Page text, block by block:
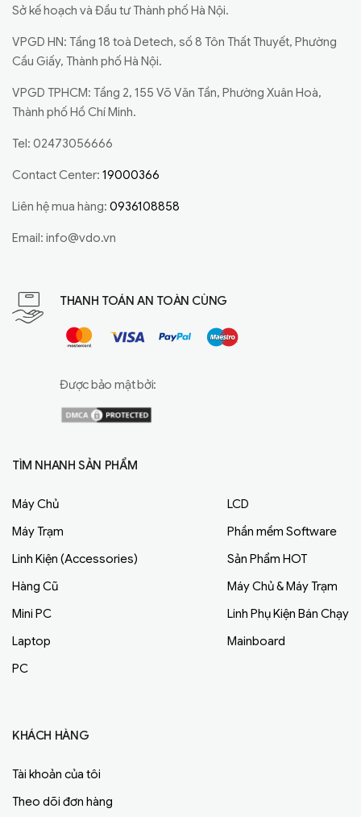
Sở kế hoạch và Đầu tư Thành phố Hà Nội.
VPGD HN: Tầng 18 toà Detech, số 8 Tôn Thất Thuyết, Phường
Cầu Giấy, Thành phố Hà Nội.
VPGD TPHCM: Tầng 2, 155 Võ Văn Tần, Phường Xuân Hoà,
Thành phố Hồ Chí Minh.
Tel: 02473056666
Contact Center: 19000366
Liên hệ mua hàng: 0936108858
Email: info@vdo.vn
THANH TOÁN AN TOÀN CÙNG
Được bảo mật bởi:
TÌM NHANH SẢN PHẨM
Máy Chủ
Máy Trạm
Linh Kiện (Accessories)
Hàng Cũ
Mini PC
Laptop
PC
LCD
Phần mềm Software
Sản Phẩm HOT
Máy Chủ & Máy Trạm
Linh Phụ Kiện Bán Chạy
Mainboard
KHÁCH HÀNG
Tài khoản của tôi
Theo dõi đơn hàng